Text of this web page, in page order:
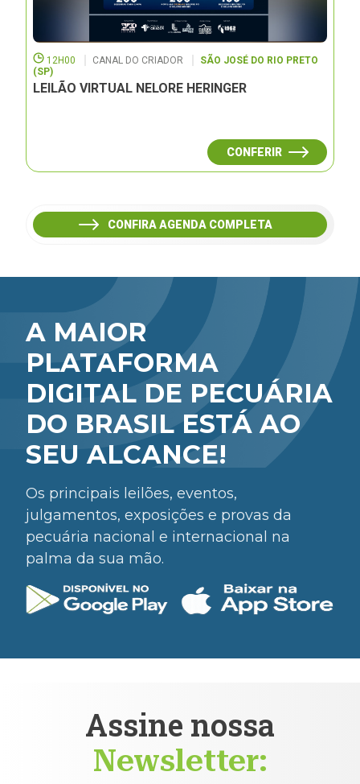
12H00 CANAL DO CRIADOR
SÃO JOSÉ DO RIO PRETO
(SP)
LEILÃO VIRTUAL NELORE HERINGER
CONFERIR
CONFIRA AGENDA COMPLETA
A MAIOR
PLATAFORMA
DIGITAL DE PECUÁRIA
DO BRASIL ESTÁ AO
SEU ALCANCE!
Os principais leilões, eventos,
julgamentos, exposições e provas da
pecuária nacional e internacional na
palma da sua mão.
Assine nossa
Newsletter: